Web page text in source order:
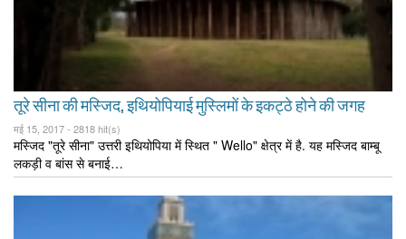
तूरे सीना की मस्जिद, इथियोपियाई मुस्लिमों के इकट्ठे होने की जगह
मई 15, 2017 - 2818 hit(s)
मस्जिद "तूरे सीना" उत्तरी इथियोपिया में स्थित " Wello" क्षेत्र में है. यह मस्जिद बाम्बू
लकड़ी व बांस से बनाई…